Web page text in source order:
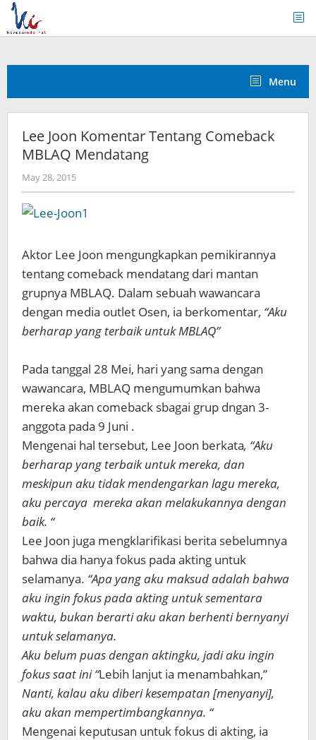
Skip
content
Menu
Lee Joon Komentar Tentang Comeback
MBLAQ Mendatang
May 28, 2015by
Koreanindo
Aktor Lee Joon mengungkapkan pemikirannya
tentang comeback mendatang dari mantan
grupnya MBLAQ. Dalam sebuah wawancara
dengan media outlet Osen, ia berkomentar, “Aku
berharap yang terbaik untuk MBLAQ”
Pada tanggal 28 Mei, hari yang sama dengan
wawancara, MBLAQ mengumumkan bahwa
mereka akan comeback sbagai grup dngan 3-
anggota pada 9 Juni .
Mengenai hal tersebut, Lee Joon berkata, “Aku
berharap yang terbaik untuk mereka, dan
meskipun aku tidak mendengarkan lagu mereka,
aku percaya mereka akan melakukannya dengan
baik. “
Lee Joon juga mengklarifikasi berita sebelumnya
bahwa dia hanya fokus pada akting untuk
selamanya. “Apa yang aku maksud adalah bahwa
aku ingin fokus pada akting untuk sementara
waktu, bukan berarti aku akan berhenti bernyanyi
untuk selamanya.
Aku belum puas dengan aktingku, jadi aku ingin
fokus saat ini “Lebih lanjut ia menambahkan,”
Nanti, kalau aku diberi kesempatan [menyanyi],
aku akan mempertimbangkannya. “
Mengenai keputusan untuk fokus di akting, ia